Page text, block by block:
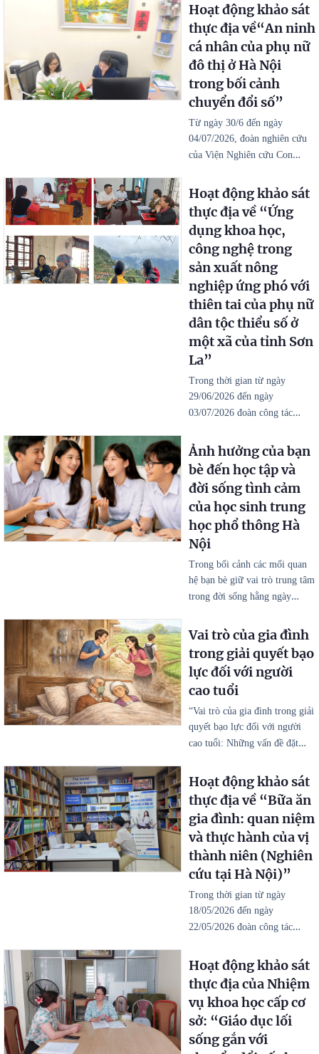
Hoạt động khảo sát
thực địa về“An ninh
cá nhân của phụ nữ
đô thị ở Hà Nội
trong bối cảnh
chuyển đổi số”
Từ ngày 30/6 đến ngày
04/07/2026, đoàn nghiên cứu
của Viện Nghiên cứu Con…
Hoạt động khảo sát
thực địa về “Ứng
dụng khoa học,
công nghệ trong
sản xuất nông
nghiệp ứng phó với
thiên tai của phụ nữ
dân tộc thiểu số ở
một xã của tỉnh Sơn
La”
Trong thời gian từ ngày
29/06/2026 đến ngày
03/07/2026 đoàn công tác…
Ảnh hưởng của bạn
bè đến học tập và
đời sống tình cảm
của học sinh trung
học phổ thông Hà
Nội
Trong bối cảnh các mối quan
hệ bạn bè giữ vai trò trung tâm
trong đời sống hằng ngày…
Vai trò của gia đình
trong giải quyết bạo
lực đối với người
cao tuổi
“Vai trò của gia đình trong giải
quyết bạo lực đối với người
cao tuổi: Những vấn đề đặt…
Hoạt động khảo sát
thực địa về “Bữa ăn
gia đình: quan niệm
và thực hành của vị
thành niên (Nghiên
cứu tại Hà Nội)”
Trong thời gian từ ngày
18/05/2026 đến ngày
22/05/2026 đoàn công tác…
Hoạt động khảo sát
thực địa của Nhiệm
vụ khoa học cấp cơ
sở: “Giáo dục lối
sống gắn với